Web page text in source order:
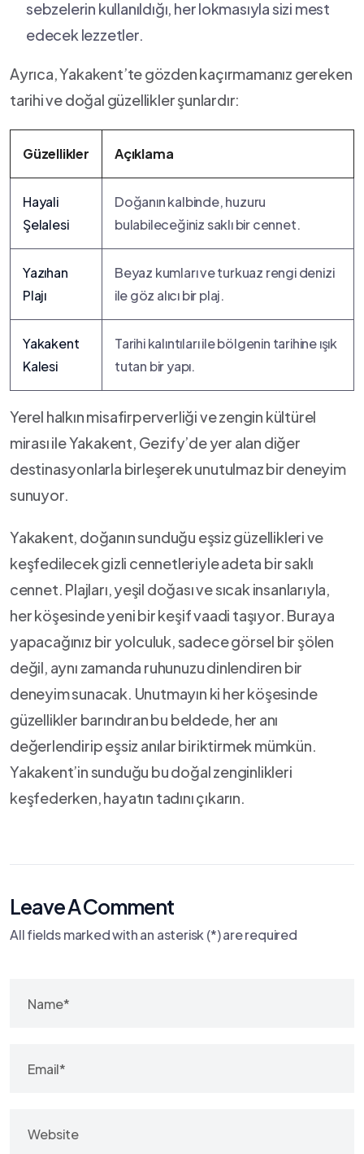
sebzelerin​ kullanıldığı, her ⁣lokmasıyla sizi mest
edecek​ lezzetler.
Ayrıca, Yakakent’te ⁣gözden kaçırmamanız gereken
tarihi ⁤ve doğal güzellikler şunlardır:
Güzellikler Açıklama
Hayali
Şelalesi
Doğanın ‌kalbinde, huzuru
bulabileceğiniz saklı bir cennet.
Yazıhan
Plajı
Beyaz‌ kumları ve⁢ turkuaz rengi ​denizi
⁣ile ⁤göz alıcı bir ‌plaj.
Yakakent
‌Kalesi
Tarihi kalıntıları ile​ bölgenin tarihine ışık
tutan bir yapı.
Yerel halkın misafirperverliği ‌ve‍ zengin kültürel
⁢mirası ile Yakakent, Gezify’de yer alan‍ diğer
‍destinasyonlarla birleşerek ​unutulmaz⁢ bir ⁢deneyim ​
sunuyor.
Yakakent, doğanın sunduğu eşsiz ⁣güzellikleri ⁤ve
keşfedilecek ⁤gizli cennetleriyle adeta​ bir saklı
⁢cennet. Plajları, ⁤yeşil doğası ve​ sıcak ‌insanlarıyla,
her köşesinde yeni bir ‍keşif vaadi taşıyor. Buraya
yapacağınız bir ⁤yolculuk,‍ sadece görsel bir şölen
değil, aynı zamanda ruhunuzu‍ dinlendiren bir
deneyim‌ sunacak. Unutmayın ki her köşesinde
güzellikler barındıran bu beldede, ⁢her ⁤anı
değerlendirip eşsiz ‌anılar⁤ biriktirmek mümkün.
Yakakent’in sunduğu bu doğal​ zenginlikleri
keşfederken, hayatın tadını çıkarın.
Leave A Comment
All fields marked with an asterisk (*) are required